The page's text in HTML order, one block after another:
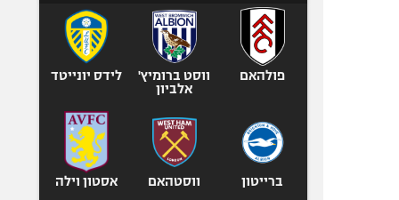
כדוריד
כדורעף
שחייה
ג'ודו
אגרוף
ספורט אולימפי
פולהאם
ווסט ברומיץ'
אלביון
לידס יונייטד
ברייטון ווסטהאם אסטון וילה